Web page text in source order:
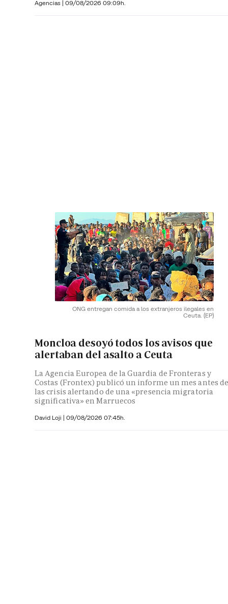
Agencias | 09/08/2026 09:09h.
ONG entregan comida a los extranjeros ilegales en
Ceuta. (EP)
Moncloa desoyó todos los avisos que
alertaban del asalto a Ceuta
La Agencia Europea de la Guardia de Fronteras y
Costas (Frontex) publicó un informe un mes antes
las crisis alertando de una «presencia migratoria
significativa» en Marruecos
David Loji | 09/08/2026 07:45h.